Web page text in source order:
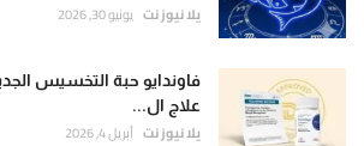
يلا نيوز نت يونيو 30, 2026
فاوندايو حبة التخسيس
علاج ال...
يلا نيوز نت أبريل 4, 2026